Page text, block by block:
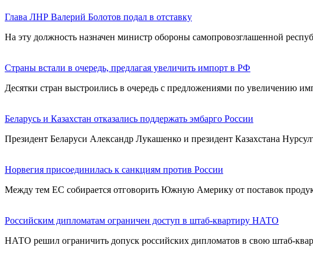
Глава ЛНР Валерий Болотов подал в отставку
На эту должность назначен министр обороны самопровозглашенной
Страны встали в очередь, предлагая увеличить импорт в РФ
Десятки стран выстроились в очередь с предложениями по увеличению
Беларусь и Казахстан отказались поддержать эмбарго России
Президент Беларуси Александр Лукашенко и президент Казахстана
Норвегия присоединилась к санкциям против России
Между тем ЕС собирается отговорить Южную Америку от поставок
Российским дипломатам ограничен доступ в штаб-квартиру НАТО
НАТО решил ограничить допуск российских дипломатов в свою штаб-